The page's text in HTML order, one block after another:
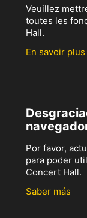
Veuillez
toutes les
Hall.
En savoir plus
Por favor,
para poder
Concert Hall.
Saber más